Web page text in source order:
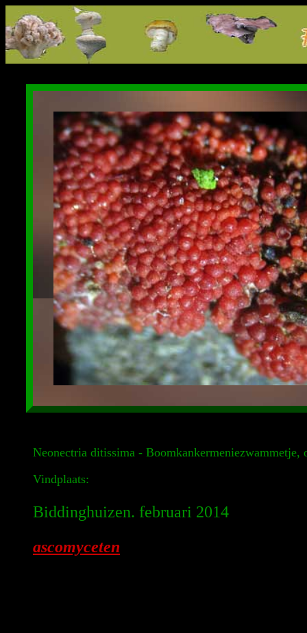
Neonectria ditissima - Boomkankermeniezwammetje,
Vindplaats:
Biddinghuizen. februari 2014
ascomyceten